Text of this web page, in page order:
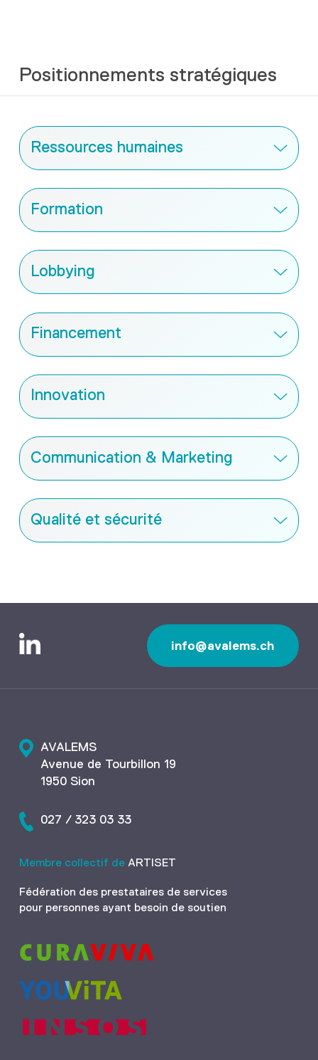
Positionnements stratégiques
Ressources humaines
Formation
Lobbying
Financement
Innovation
Communication & Marketing
Qualité et sécurité
info@avalems.ch
AVALEMS
Avenue de Tourbillon 19
1950 Sion
027 / 323 03 33
Membre collectif deARTISET
Fédération des prestataires de services
pour personnes ayant besoin de soutien